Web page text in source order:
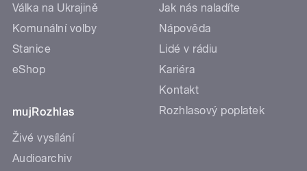
Válka na Ukrajině
Komunální volby
Stanice
eShop
mujRozhlas
Živé vysílání
Audioarchiv
Jak nás naladíte
Nápověda
Lidé v rádiu
Kariéra
Kontakt
Rozhlasový poplatek